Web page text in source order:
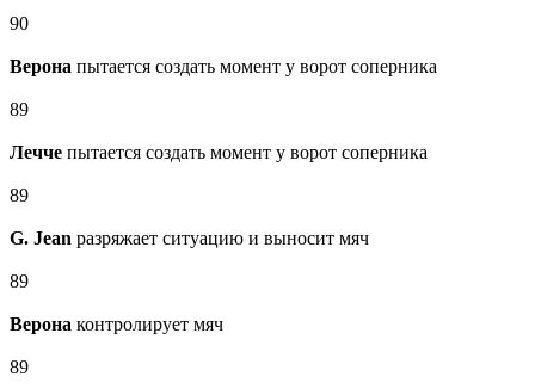
90
Верона пытается создать момент у ворот соперника
89
Лечче пытается создать момент у ворот соперника
89
G. Jean разряжает ситуацию и выносит мяч
89
Верона контролирует мяч
89